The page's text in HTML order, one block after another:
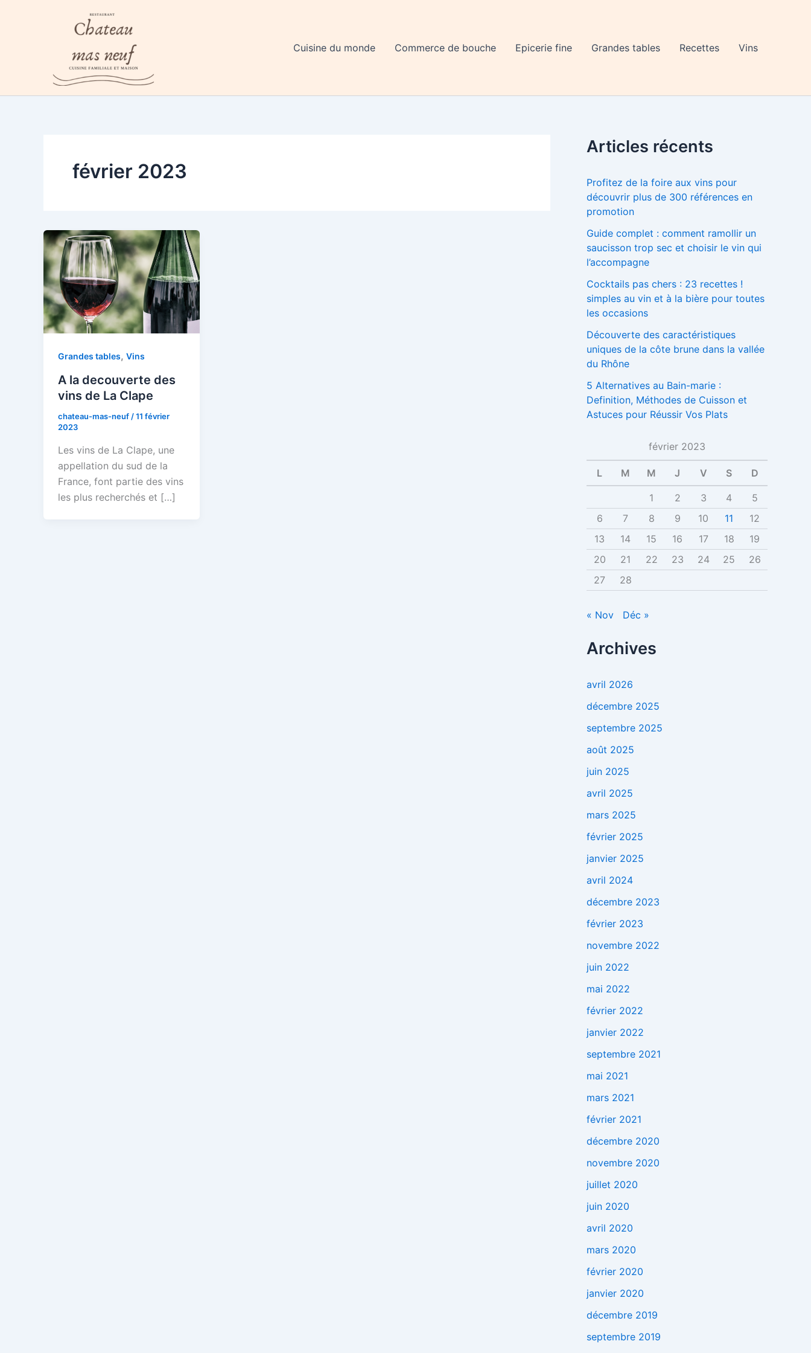
Cuisine du monde Commerce de bouche Epicerie fine Grandes tables Recettes Vins
février 2023
Grandes tables, Vins
A la decouverte des
vins de La Clape
chateau-mas-neuf/11 février
2023
Les vins de La Clape, une
appellation du sud de la
France, font partie des vins
les plus recherchés et […]
Articles récents
Profitez de la foire aux vins pour
découvrir plus de 300 références en
promotion
Guide complet : comment ramollir un
saucisson trop sec et choisir le vin qui
l’accompagne
Cocktails pas chers : 23 recettes !
simples au vin et à la bière pour toutes
les occasions
Découverte des caractéristiques
uniques de la côte brune dans la vallée
du Rhône
5 Alternatives au Bain-marie :
Definition, Méthodes de Cuisson et
Astuces pour Réussir Vos Plats
février 2023
L M M J V S D
1 2 3 4
5
6
7 8 9 10 11
12
13
14 15 16 17 18
19
20
21 22 23 24 25
26
27
28
« Nov Déc »
Archives
avril 2026
décembre 2025
septembre 2025
août 2025
juin 2025
avril 2025
mars 2025
février 2025
janvier 2025
avril 2024
décembre 2023
février 2023
novembre 2022
juin 2022
mai 2022
février 2022
janvier 2022
septembre 2021
mai 2021
mars 2021
février 2021
décembre 2020
novembre 2020
juillet 2020
juin 2020
avril 2020
mars 2020
février 2020
janvier 2020
décembre 2019
septembre 2019